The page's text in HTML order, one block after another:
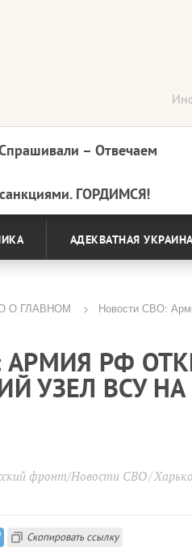
– Отвечаем
ГОРДИМСЯ!
АДЕКВАТНАЯ УКРАИНА
О ГЛАВНОМ
Новости СВО:
АРМИЯ РФ
УЗЕЛ ВСУ
фронт/Новости СВО
Скопировать ссылку